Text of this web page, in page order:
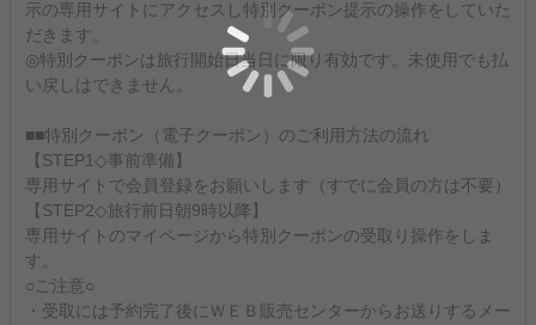
示の専用サイトにアクセスし特別クーポン提示の操作をしていた
だきます。
◎特別クーポンは旅行開始日当日に限り有効です。未使用でも払
い戻しはできません。
■■特別クーポン（電子クーポン）のご利用方法の流れ
【STEP1◇事前準備】
専用サイトで会員登録をお願いします（すでに会員の方は不要）
【STEP2◇旅行前日朝9時以降】
専用サイトのマイページから特別クーポンの受取り操作をしま
す。
○ご注意○
・受取には予約完了後にＷＥＢ販売センターからお送りするメー